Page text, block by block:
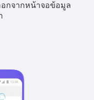
อกจากหน้าจอข้อมูล